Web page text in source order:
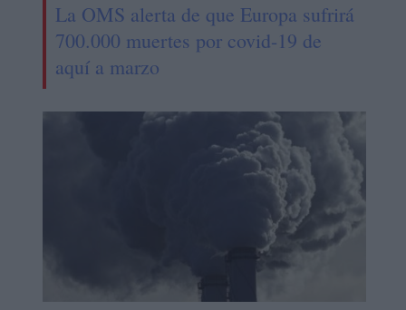
La OMS alerta de que Europa sufrirá
700.000 muertes por covid-19 de
aquí a marzo